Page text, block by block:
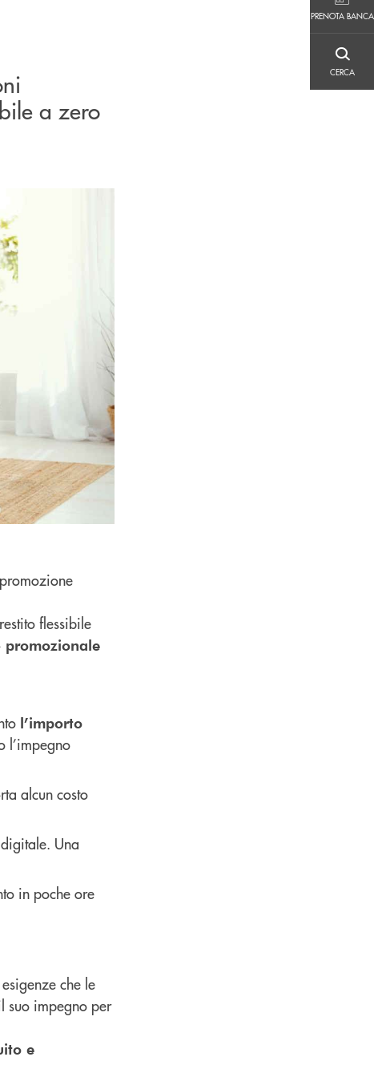
PRENOTA BANCA
CERCA
a zero
flessibile
promozionale
l’importo
l’impegno
alcun costo
Una
in poche ore
che le
suo impegno per
e